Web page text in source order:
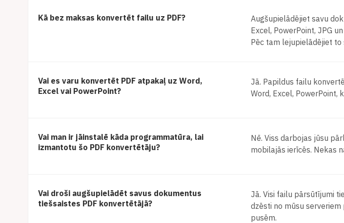
Kā bez maksas konvertēt failu uz PDF?
Augšupielādējiet savu
Excel, PowerPoint, JPG
Pēc tam lejupielādējiet to
Vai es varu konvertēt PDF atpakaļ uz Word,
Excel vai PowerPoint?
Jā. Papildus failu
Word, Excel, PowerPoint,
Vai man ir jāinstalē kāda programmatūra, lai
izmantotu šo PDF konvertētāju?
Nē. Viss darbojas jūsu
mobilajās ierīcēs. Nekas
Vai droši augšupielādēt savus dokumentus
tiešsaistes PDF konvertētājā?
Jā. Visi failu pārsūtījumi
dzēsti no mūsu
pusēm.